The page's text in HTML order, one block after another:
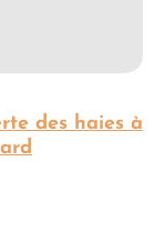
des haies à